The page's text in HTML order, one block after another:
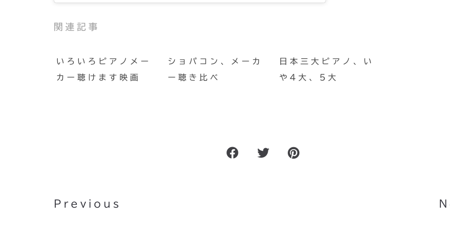
関連記事
いろいろピアノメー
カー聴けます映画
ショパコン、メーカ
ー聴き比べ
日本三大ピアノ、い
や4大、5大
Previous
KAWAI BL61 (1981年）修復